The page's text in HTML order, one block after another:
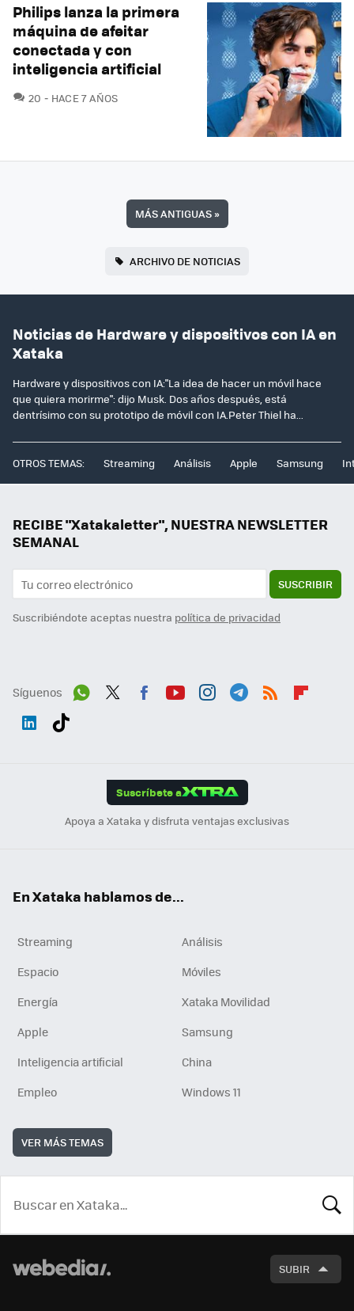
Philips lanza la primera
máquina de afeitar
conectada y con
inteligencia artificial
20 COMENTARIOS
HACE 7 AÑOS
MÁS ANTIGUAS»
ARCHIVO DE NOTICIAS
Noticias de Hardware y dispositivos con IA en
Xataka
Hardware y dispositivos con IA:"La idea de hacer un móvil hace
que quiera morirme": dijo Musk. Dos años después, está
dentrísimo con su prototipo de móvil con IA.Peter Thiel ha...
OTROS TEMAS: Streaming Análisis Apple Samsung
RECIBE "Xatakaletter", NUESTRA NEWSLETTER
SEMANAL
SUSCRIBIR
Suscribiéndote aceptas nuestra política de privacidad
Síguenos
Suscríbete a
Apoya a Xataka y disfruta ventajas exclusivas
En Xataka hablamos de...
Streaming
Análisis
Espacio
Móviles
Energía
Xataka Movilidad
Apple
Samsung
Inteligencia artificial
China
Empleo
Windows 11
VER MÁS TEMAS
SUBIR